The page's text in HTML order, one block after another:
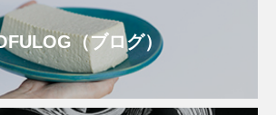
（ブログ）